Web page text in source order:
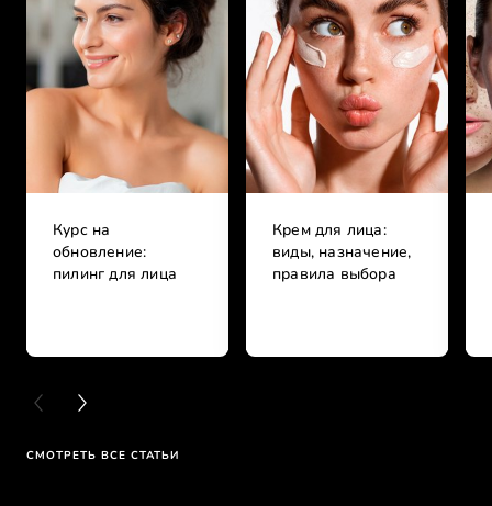
Курс на
обновление:
пилинг для лица
Крем для лица:
виды, назначение,
правила выбора
PREVIOUS CARD
NEXT CARD
СМОТРЕТЬ ВСЕ СТАТЬИ